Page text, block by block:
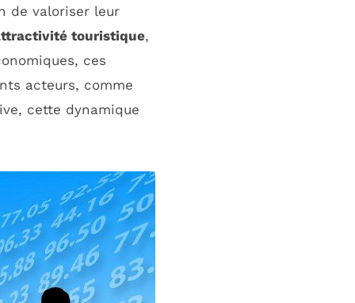
de valoriser leur
touristique,
ces
acteurs, comme
cette dynamique